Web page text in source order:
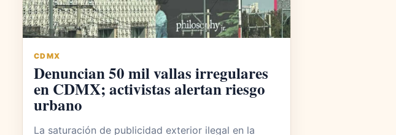
CDMX
Denuncian 50 mil vallas irregulares
en CDMX; activistas alertan riesgo
urbano
La saturación de publicidad exterior ilegal en la